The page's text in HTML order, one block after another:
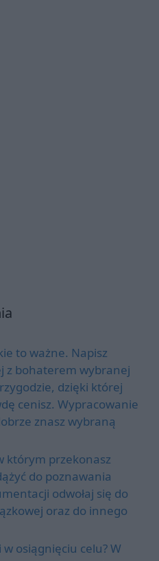
to ważne. Napisz
z bohaterem wybranej
dzięki której
cenisz. Wypracowanie
znasz wybraną
którym przekonasz
do poznawania
odwołaj się do
oraz do innego
w osiągnięciu celu? W